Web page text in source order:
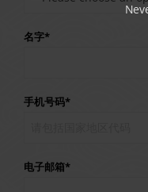
名字*
手机号码*
电子邮箱*